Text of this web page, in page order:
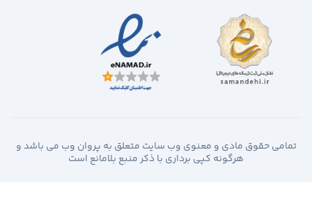
تمامی حقوق مادی و معنوی وب سایت متعلق به پروان وب می باشد و
هرگونه کپی برداری با ذکر منبع بلامانع است